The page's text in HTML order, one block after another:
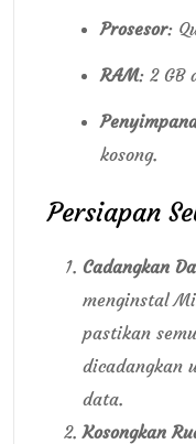
Prosesor:
RAM: 2 GB
kosong.
Persiapan
Cadangkan
menginstal
pastikan
dicadangkan
data.
Kosongkan